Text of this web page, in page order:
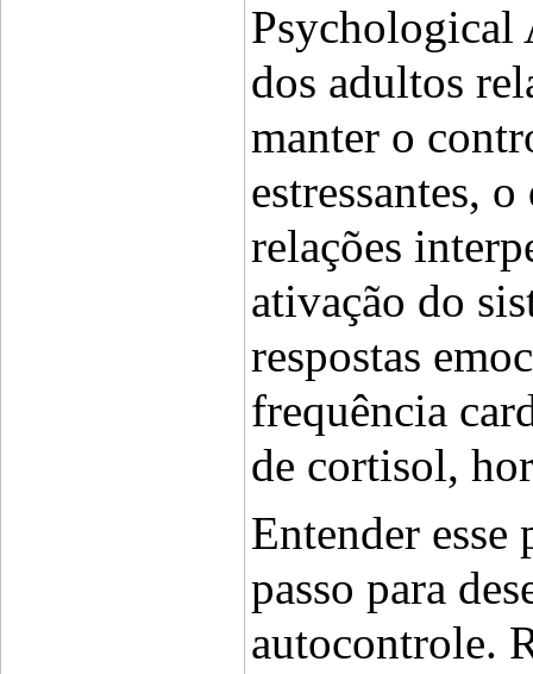
Psychological
dos adultos
manter o
estressantes,
relações
ativação do
respostas
frequência
de cortisol,
Entender
passo para
autocontrole.